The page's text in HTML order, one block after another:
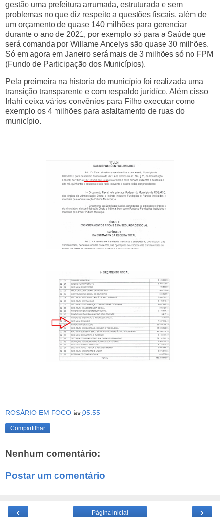
gestão uma prefeitura arrumada, estruturada e sem
problemas no que diz respeito a questões fiscais, além de
um orçamento de quase 140 milhões para gerenciar
durante o ano de 2021, por exemplo só para a Saúde que
será comanda por Willame Ancelys são quase 30 milhões.
Só em agora em Janeiro será mais de 3 milhões só no FPM
(Fundo de Participação dos Municípios).
Pela preimeira na historia do município foi realizada uma
transição transparente e com respaldo juridíco. Além disso
Irlahi deixa vários convênios para Filho executar como
exemplo os 4 milhões para asfaltamento de ruas do
município.
ROSÁRIO EM FOCO às 05:55
Compartilhar
Nenhum comentário:
Postar um comentário
‹ ›
Página inicial